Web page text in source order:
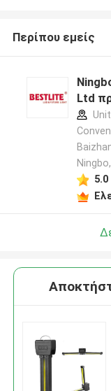
Περίπου εμείς
Ltd
5.0